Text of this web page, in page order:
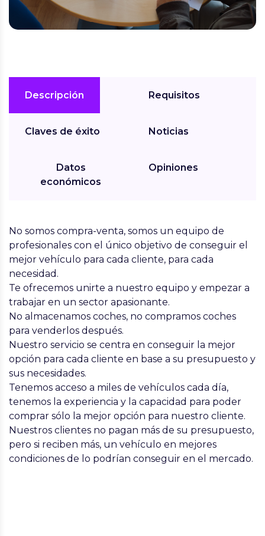
Descripción
Claves de éxito
Datos
económicos
Requisitos
Noticias
Opiniones
No somos compra-venta, somos un equipo de
profesionales con el único objetivo de conseguir el
mejor vehículo para cada cliente, para cada
necesidad.
Te ofrecemos unirte a nuestro equipo y empezar a
trabajar en un sector apasionante.
No almacenamos coches, no compramos coches
para venderlos después.
Nuestro servicio se centra en conseguir la mejor
opción para cada cliente en base a su presupuesto y
sus necesidades.
Tenemos acceso a miles de vehículos cada día,
tenemos la experiencia y la capacidad para poder
comprar sólo la mejor opción para nuestro cliente.
Nuestros clientes no pagan más de su presupuesto,
pero si reciben más, un vehículo en mejores
condiciones de lo podrían conseguir en el mercado.